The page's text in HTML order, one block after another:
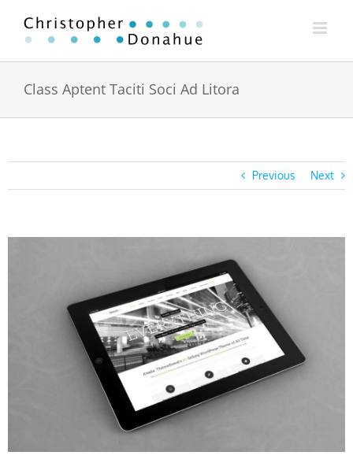
content
Class Aptent Taciti Soci Ad Litora
Previous Next